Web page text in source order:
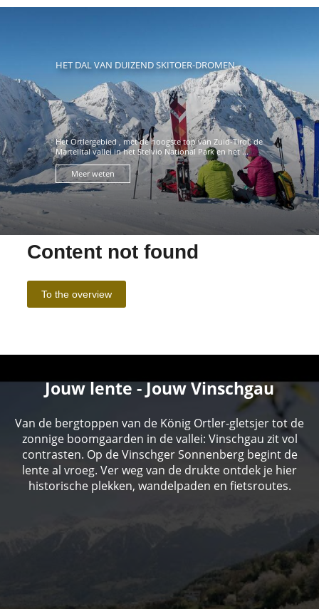
HET DAL VAN DUIZEND SKITOER-DROMEN
Het Ortlergebied , met de hoogste top van Zuid-Tirol, de
Martelltal vallei in het Stelvio National Park en het ...
Meer weten
Jouw lente - Jouw Vinschgau
Van de bergtoppen van de König Ortler-gletsjer tot de
zonnige boomgaarden in de vallei: Vinschgau zit vol
contrasten. Op de Vinschger Sonnenberg begint de
lente al vroeg. Ver weg van de drukte ontdek je hier
historische plekken, wandelpaden en fietsroutes.